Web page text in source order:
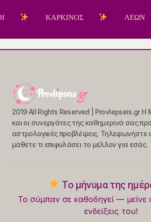
ΚΑΡΚΙΝΟΣ ΛΕΩΝ
2019 All Rights Reserved | Provlepseis.gr
και οι συνεργάτες της καθημερινά σας
αστρολογικές προβλέψεις. Τηλεφωνήστε
μάθετε τι επιφυλάσει το μέλλον για εσάς.
Το μήνυμα της
Το σύμπαν σε καθοδηγεί — μείνε
ενδείξεις του!